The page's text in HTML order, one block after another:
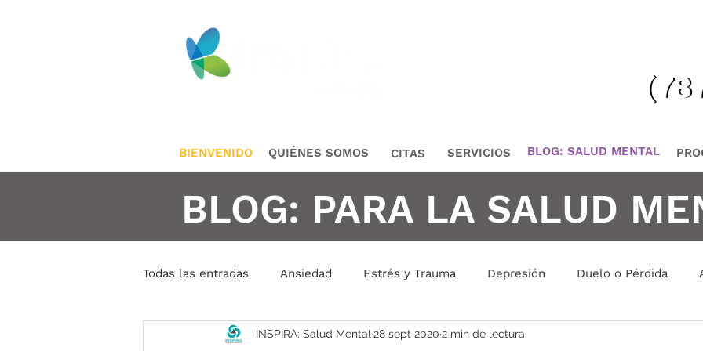
BIENVENIDO QUIÉNES SOMOS CITAS SERVICIOS BLOG: SALUD MENTAL
BLOG: PARA LA SALUD
Todas las entradas Ansiedad Estrés y Trauma Depresión Duelo o Pérdida
Conductas Repetidas Crisis Emocional Manejo de Conflictos
INSPIRA: Salud Mental 28 sept 2020 2 min de lectura